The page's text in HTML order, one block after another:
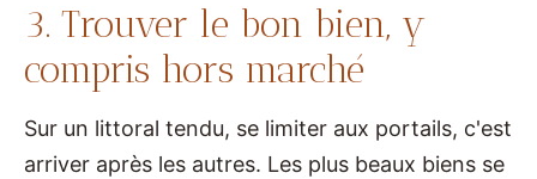
3. Trouver le bon bien, y
compris hors marché
Sur un littoral tendu, se limiter aux portails, c'est
arriver après les autres. Les plus beaux biens se